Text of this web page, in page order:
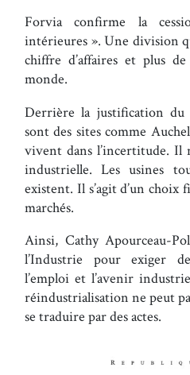
Forvia confirme la
intérieures ». Une division
chiffre d’affaires et plus
monde.
Derrière la justification du
sont des sites comme
vivent dans l’incertitude. Il
industrielle. Les usines
existent. Il s’agit d’un choix
marchés.
Ainsi, Cathy Apourceau-
l’Industrie pour exiger
l’emploi et l’avenir
réindustrialisation ne peut
se traduire par des actes.